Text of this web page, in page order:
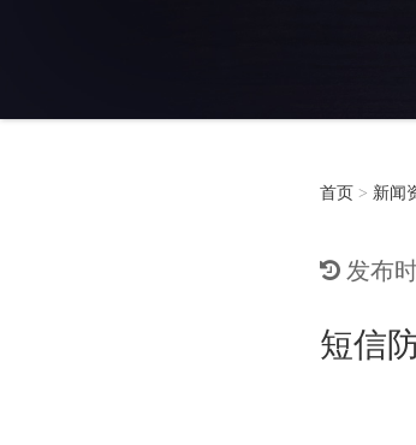
首页 > 新闻
发布
短信